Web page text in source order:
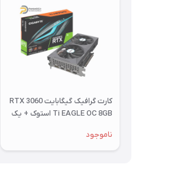
کارت گرافیک گیگابایت RTX 3060
Ti EAGLE OC 8GB استوک + یک
ناموجود